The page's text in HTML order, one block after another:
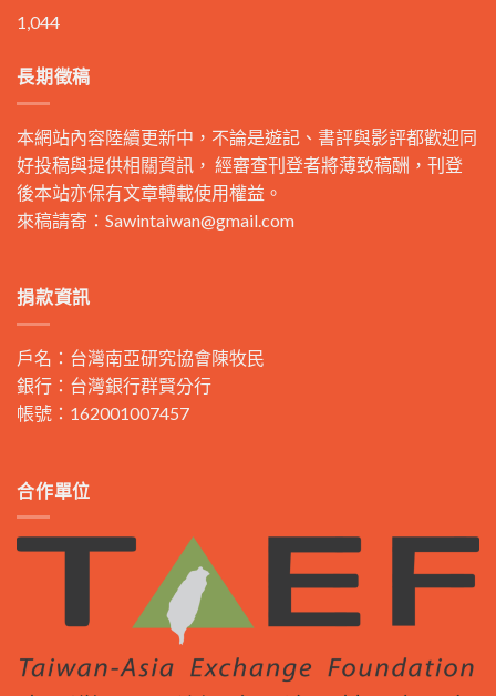
1,044
長期徵稿
本網站內容陸續更新中，不論是遊記、書評與影評都歡迎同
好投稿與提供相關資訊， 經審查刊登者將薄致稿酬，刊登
後本站亦保有文章轉載使用權益。
來稿請寄： Sawintaiwan@gmail.com
捐款資訊
戶名：台灣南亞研究協會陳牧民
銀行：台灣銀行群賢分行
帳號：162001007457
合作單位